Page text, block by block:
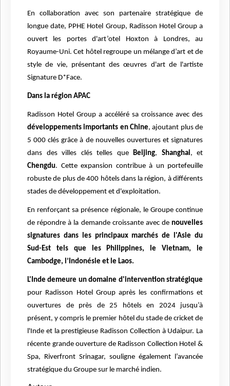
En collaboration avec son partenaire stratégique de
longue date, PPHE Hotel Group, Radisson Hotel Group a
ouvert les portes d'art’otel Hoxton à Londres, au
Royaume-Uni. Cet hôtel regroupe un mélange d’art et de
style de vie, présentant des œuvres d'art de l'artiste
Signature D*Face.
Dans la région APAC
Radisson Hotel Group a accéléré sa croissance avec des
développements importants en Chine, ajoutant plus de
5 000 clés grâce à de nouvelles ouvertures et signatures
dans des villes clés telles que Beijing, Shanghai, et
Chengdu. Cette expansion contribue à un portefeuille
robuste de plus de 400 hôtels dans la région, à différents
stades de développement et d'exploitation.
En renforçant sa présence régionale, le Groupe continue
de répondre à la demande croissante avec denouvelles
signatures dans les principaux marchés de l'Asie du
Sud-Est tels que les Philippines, le Vietnam, le
Cambodge, l’Indonésie et le Laos.
L'Inde demeure un domaine d'intervention stratégique
pour Radisson Hotel Group après les confirmations et
ouvertures de près de 25 hôtels en 2024 jusqu’à
présent, y compris le premier hôtel du stade de cricket de
l'Inde et la prestigieuse Radisson Collection à Udaipur. La
récente grande ouverture de Radisson Collection Hotel &
Spa, Riverfront Srinagar, souligne également l’avancée
stratégique du Groupe sur le marché indien.